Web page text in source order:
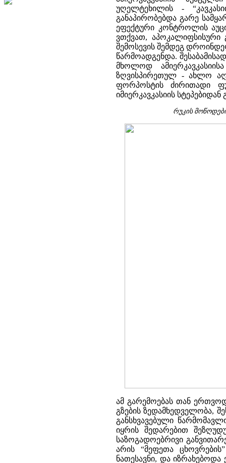
უღელტეხილის -
განაპირობებდა გარე
ეფექტური კონტროლის
ვთქვათ,
შემოსევის შემდეგ
წარმოადგენდა.
მხოლოდ
ზღვისპირეთულ - ახლო
ფორპოსტის ძირითადი
იმიერკავკასიის
რუკის
ამ გარემოებას თან
გზების ზედამხედველობა,
განსხვავებული
იყრის შედარებით
საზოგადოებრივი
არის “მეფეთა
ნათესავნი, და